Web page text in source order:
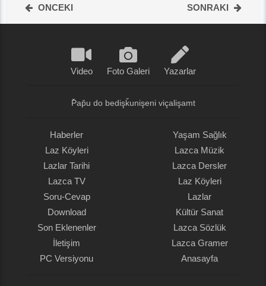
ONCEKI SONRAKI
Video Foto Galeri Yazarlar
P̌ap̌u do bedişǩunişeni viçalişamt
Haberler
Laz Köyleri
Lazlar Tarihi
Lazca TV
Soru-Cevap
Download
Son Eklenenler
İletişim
PC Versiyonu
Yaşam Sağlık
Lazca Müzik
Lazca Dersler
Laz Köyleri
Lazlar
Kültür Sanat
Lazca Sözlük
Lazca Gramer
Anasayfa